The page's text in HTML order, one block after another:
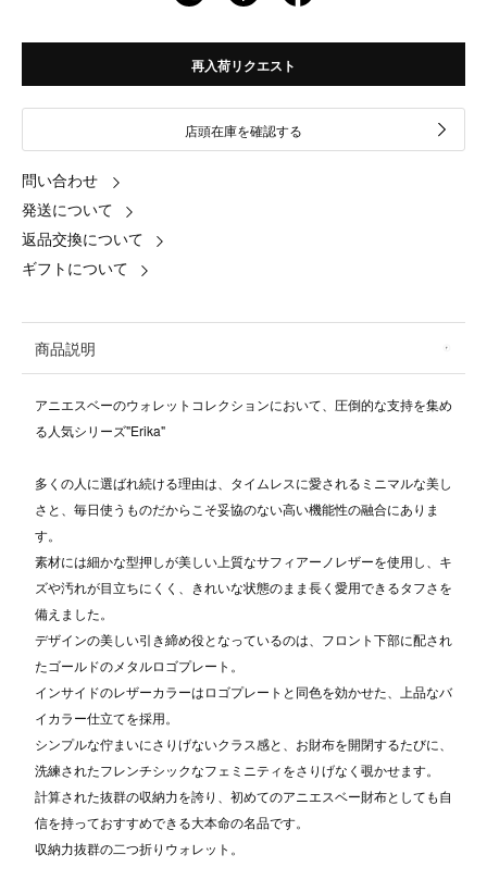
再入荷リクエスト
店頭在庫を確認する
問い合わせ
発送について
返品交換について
ギフトについて
商品説明
アニエスベーのウォレットコレクションにおいて、圧倒的な支持を集め
る人気シリーズ"Erika"
多くの人に選ばれ続ける理由は、タイムレスに愛されるミニマルな美し
さと、毎日使うものだからこそ妥協のない高い機能性の融合にありま
す。
素材には細かな型押しが美しい上質なサフィアーノレザーを使用し、キ
ズや汚れが目立ちにくく、きれいな状態のまま長く愛用できるタフさを
備えました。
デザインの美しい引き締め役となっているのは、フロント下部に配され
たゴールドのメタルロゴプレート。
インサイドのレザーカラーはロゴプレートと同色を効かせた、上品なバ
イカラー仕立てを採用。
シンプルな佇まいにさりげないクラス感と、お財布を開閉するたびに、
洗練されたフレンチシックなフェミニティをさりげなく覗かせます。
計算された抜群の収納力を誇り、初めてのアニエスベー財布としても自
信を持っておすすめできる大本命の名品です。
収納力抜群の二つ折りウォレット。